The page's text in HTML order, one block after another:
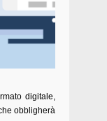
digitale,
obbligherà